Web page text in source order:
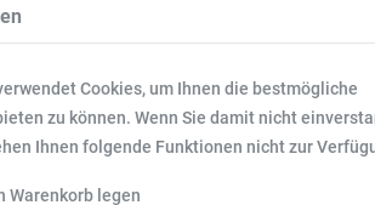
Inhalt:
Preise
Cookies, um Ihnen die bestmögliche
zu können. Wenn Sie damit nicht
Ihnen folgende Funktionen nicht zur
Warenkorb legen